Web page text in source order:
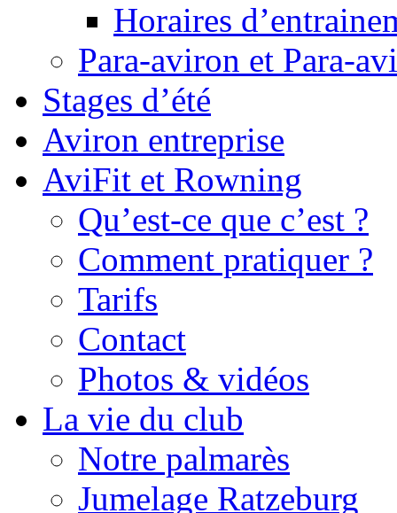
Horaires
Para-aviron et Para-
Stages d’été
Aviron entreprise
AviFit et Rowning
Qu’est-ce que c’est ?
Comment pratiquer ?
Tarifs
Contact
Photos & vidéos
La vie du club
Notre palmarès
Jumelage Ratzeburg